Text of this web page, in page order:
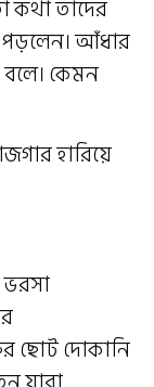
কথা তাদের
পড়লেন। আঁধার
কেমন
হারিয়ে
ভরসা
ছোট দোকানি